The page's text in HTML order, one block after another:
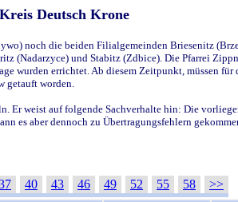
Deutsch Krone
noch die beiden Filialgemeinden Briesenitz
(Nadarzyce) und Stabitz (Zdbice). Die Pfarrei
wurden errichtet. Ab diesem Zeitpunkt, müssen
getauft worden.
Er weist auf folgende Sachverhalte hin: Die
es aber dennoch zu Übertragungsfehlern
40 43 46 49 52 55 58
>>